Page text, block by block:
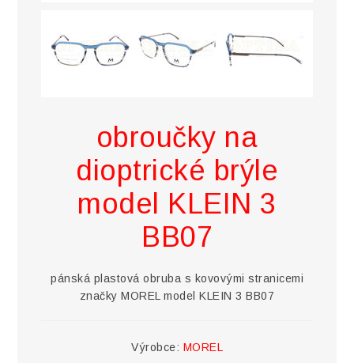
obroučky na
dioptrické brýle
model KLEIN 3
BB07
pánská plastová obruba s kovovými stranicemi
značky MOREL model KLEIN 3 BB07
Výrobce: MOREL